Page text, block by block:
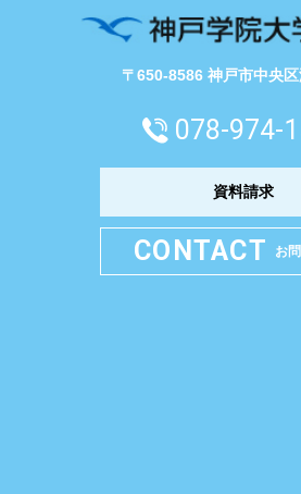
〒650-8586 神戸市中央
078-974-
資料請求
CONTACT お